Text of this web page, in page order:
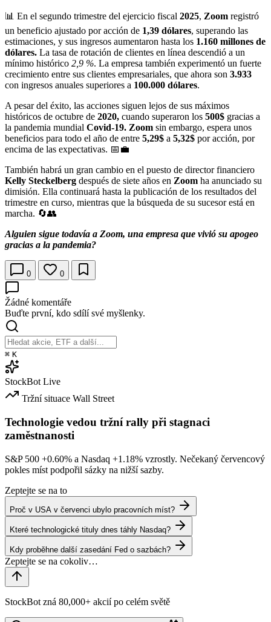
📊 En el segundo trimestre del ejercicio fiscal 2025, Zoom registró
un beneficio ajustado por acción de 1,39 dólares, superando las
estimaciones, y sus ingresos aumentaron hasta los 1.160 millones de
dólares. La tasa de rotación de clientes en línea descendió a un
mínimo histórico 2,9 %. La empresa también experimentó un fuerte
crecimiento entre sus clientes empresariales, que ahora son 3.933
con ingresos anuales superiores a 100.000 dólares.
A pesar del éxito, las acciones siguen lejos de sus máximos
históricos de octubre de 2020, cuando superaron los 500$ gracias a
la pandemia mundial Covid-19. Zoom sin embargo, espera unos
beneficios para todo el año de entre 5,29$ a 5,32$ por acción, por
encima de las expectativas. 📅💼
También habrá un gran cambio en el puesto de director financiero
Kelly Steckelberg después de siete años en Zoom ha anunciado su
dimisión. Ella continuará hasta la publicación de los resultados del
trimestre en curso, mientras que la búsqueda de su sucesor está en
marcha. 🔄👥
Alguien sigue todavía a Zoom, una empresa que vivió su apogeo
gracias a la pandemia?
0 0
Žádné komentáře
Buďte první, kdo sdílí své myšlenky.
⌘ K
StockBot Live
Tržní situace Wall Street
Technologie vedou tržní rally při stagnaci
zaměstnanosti
S&P 500 +0.60% a Nasdaq +1.18% vzrostly. Nečekaný červencový
pokles míst podpořil sázky na nižší sazby.
Zeptejte se na to
Proč v USA v červenci ubylo pracovních míst?
Které technologické tituly dnes táhly Nasdaq?
Kdy proběhne další zasedání Fed o sazbách?
StockBot zná 80,000+ akcií po celém světě